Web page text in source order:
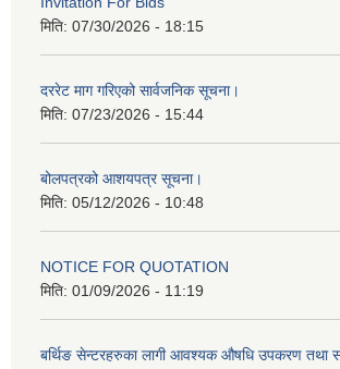
मिति: 07/30/2026 - 18:15
दररेट माग गरिएको सार्वजनिक सूचना।
मिति: 07/23/2026 - 15:44
बोलपत्रको आशयपत्र सूचना।
मिति: 05/12/2026 - 10:48
NOTICE FOR QUOTATION
मिति: 01/09/2026 - 11:19
बर्थिङ सेन्टरहरुका लागी आवश्यक औषधि उपकरण तथा